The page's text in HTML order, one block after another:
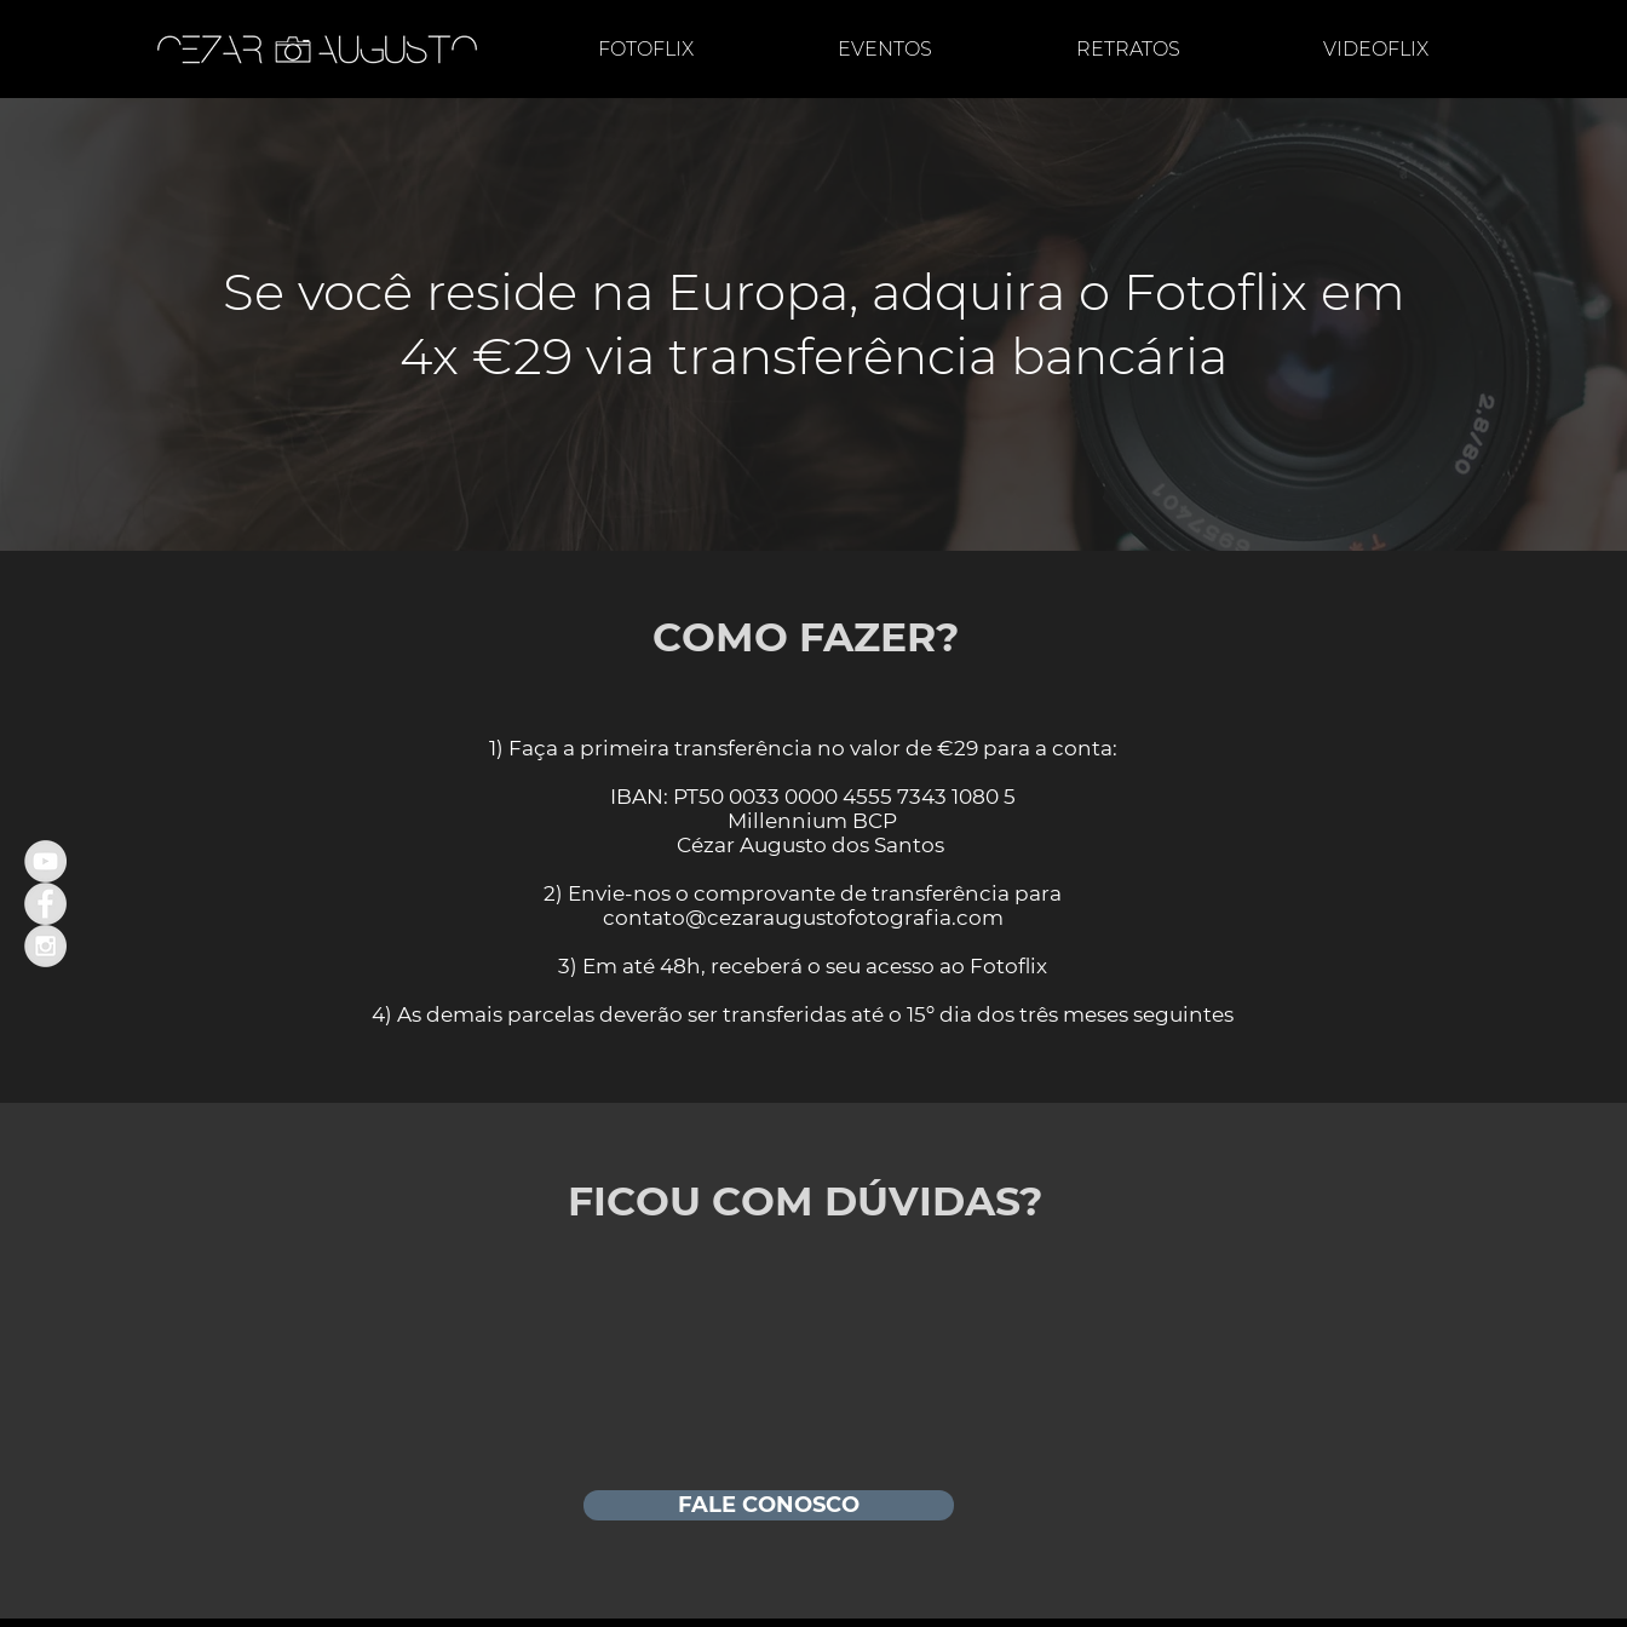
FOTOFLIX EVENTOS RETRATOS VIDEOFLIX
Se você reside na Europa, adquira o Fotoflix em
4x €29 via transferência bancária
COMO FAZER?
1) Faça a primeira transferência no valor de €29 para a conta:
IBAN: PT50 0033 0000 4555 7343 1080 5
Millennium BCP
Cézar Augusto dos Santos
2) Envie-nos o comprovante de transferência para
contato@cezaraugustofotografia.com
3) Em até 48h, receberá o seu acesso ao Fotoflix
4) As demais parcelas deverão ser transferidas até o 15º dia dos três meses seguintes
FICOU COM DÚVIDAS?
FALE CONOSCO